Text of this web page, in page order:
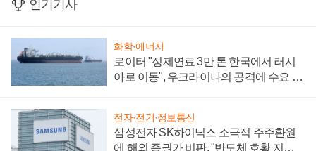
인기기사
화학·에너지
로이터 "정제연료 3만 톤 한국에서 러시
아로 이동", 우크라이나의 공격에 수요 늘
전자·전기·정보통신
삼성전자 SK하이닉스 소극적 주주환원
에 해외 증권가 비판, "반도체 호황 지속